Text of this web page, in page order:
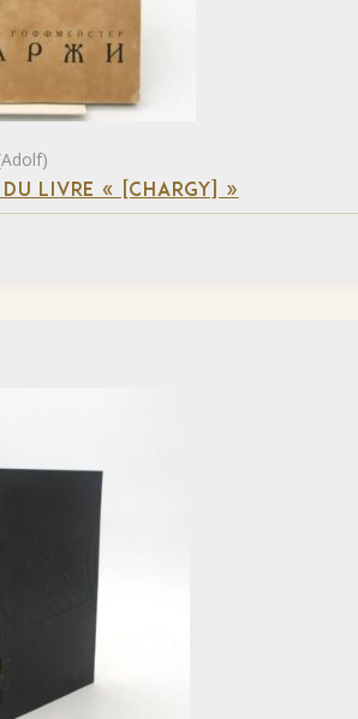
DU LIVRE « [CHARGY] »